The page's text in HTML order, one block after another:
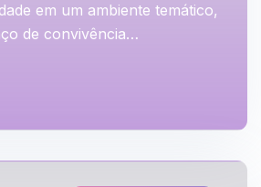
em um ambiente temático,
de convivência…